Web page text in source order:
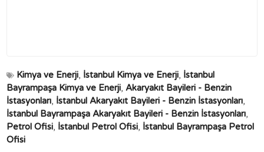
Kimya ve Enerji, İstanbul Kimya ve Enerji, İstanbul
Bayrampaşa Kimya ve Enerji,Akaryakıt Bayileri - Benzin
İstasyonları, İstanbul Akaryakıt Bayileri - Benzin İstasyonları,
İstanbul Bayrampaşa Akaryakıt Bayileri - Benzin İstasyonları,
Petrol Ofisi, İstanbul Petrol Ofisi, İstanbul Bayrampaşa Petrol
Ofisi